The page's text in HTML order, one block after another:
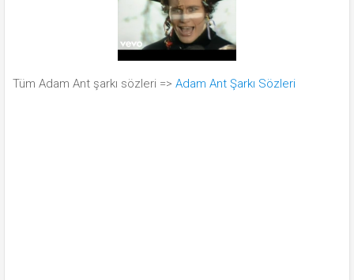
Tüm Adam Ant şarkı sözleri => Adam Ant Şarkı Sözleri